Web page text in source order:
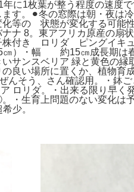
に1枚葉が整う程度の速度
す。⚫︎冬の窓際は朝・夜は
等の 状態が変化する可能
8。東アフリカ原産の扇
付き ロリダ ピングイキ
幅 約15㎝成長期は春〜
いサンスベリア 緑と黄色
い場所に置くか、植物育
そう、さん確認用。・
ダ。・出来る限り早く
生育上問題のない変化は
少。